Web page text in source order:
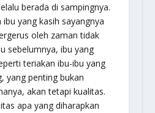
berada di sampingnya.
yang kasih sayangnya
oleh zaman tidak
sebelumnya, ibu yang
teriakan ibu-ibu yang
yang penting bukan
akan tetapi kualitas.
apa yang diharapkan